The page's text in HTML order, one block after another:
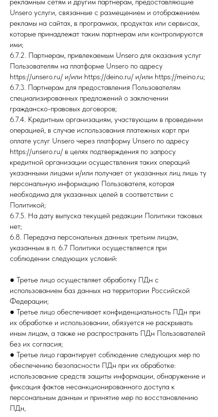
Unsero услуги, связанные с размещением и отображением
рекламы на сайтах, в программах, продуктах или сервисах,
которые принадлежат таким партнерам или контролируются
ими;
6.7.2. Партнерам, привлекаемым Unsero для оказания услуг
Пользователям на платформе Unsero по адресу
https://unsero.ru/ и/или https://deino.ru/ и/или https://meino.ru;
6.7.3. Партнерам для предоставления Пользователям
специализированных предложений о заключении
гражданско-правовых договоров;
6.7.4. Кредитным организациям, участвующим в проведении
операцией, в случае использования платежных карт при
оплате услуг Unsero через платформу Unsero по адресу
https://unsero.ru/ в целях подтверждения по запросу
кредитной организации осуществления таких операций
указанными лицами и/или получает от указанных лиц лишь ту
персональную информацию Пользователя, которая
необходима для указанных целей в соответствии с
Политикой;
6.7.5. На дату выпуска текущей редакции Политики таковых
нет;
6.8. Передача персональных данных третьим лицам,
указанным в п. 6.7 Политики осуществляется при
соблюдении следующих условий:
● Третье лицо осуществляет обработку ПДн с
использованием баз данных на территории Российской
Федерации;
● Третье лицо обеспечивает конфиденциальность ПДн при
их обработке и использовании, обязуется не раскрывать
иным лицам, а также не распространять ПДн Пользователей
без их согласия;
● Третье лицо гарантирует соблюдение следующих мер по
обеспечению безопасности ПДн при их обработке:
использование средств защиты информации, обнаружение и
фиксация фактов несанкционированного доступа к
персональным данным и принятие мер по восстановлению
ПДн,